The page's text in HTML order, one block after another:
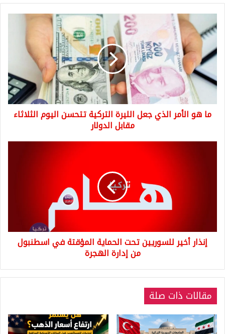
هو
الأمر
الذي
جعل
الليرة
التركية
تتحسن
اليوم
الثلاثاء
ما هو الأمر الذي جعل الليرة التركية تتحسن اليوم الثلاثاء
مقابل الدولار
من
إدارةإنذار أخير للسوريين تحت الحماية المؤقتة في اسطنبول
من إدارة الهجرة
مقالات ذات صلة